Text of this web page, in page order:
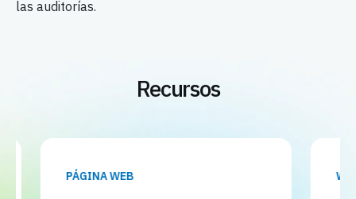
las auditorías.
Recursos
PÁGINA WEB